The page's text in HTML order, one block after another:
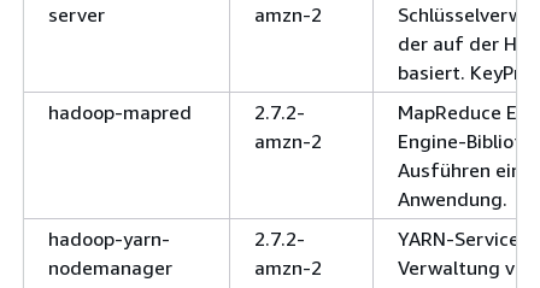
server
amzn-2
der auf der
basiert.
hadoop-mapred
2.7.2-
amzn-2
MapReduce
Engine-
Ausführen
Anwendung.
hadoop-yarn-
nodemanager
2.7.2-
amzn-2
YARN-Service
Verwaltung